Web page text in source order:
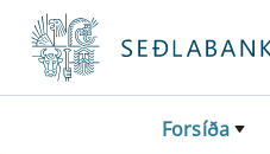
Fara beint í Meginmál
Forsíða